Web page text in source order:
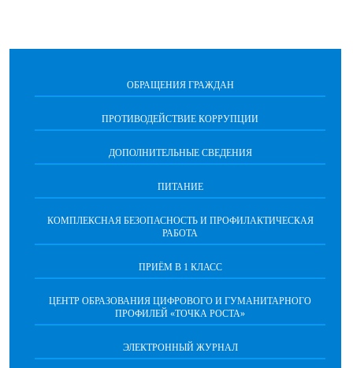
ОБРАЩЕНИЯ ГРАЖДАН
ПРОТИВОДЕЙСТВИЕ КОРРУПЦИИ
ДОПОЛНИТЕЛЬНЫЕ СВЕДЕНИЯ
ПИТАНИЕ
КОМПЛЕКСНАЯ БЕЗОПАСНОСТЬ И ПРОФИЛАКТИЧЕСКАЯ
РАБОТА
ПРИЁМ В 1 КЛАСС
ЦЕНТР ОБРАЗОВАНИЯ ЦИФРОВОГО И ГУМАНИТАРНОГО
ПРОФИЛЕЙ «ТОЧКА РОСТА»
ЭЛЕКТРОННЫЙ ЖУРНАЛ